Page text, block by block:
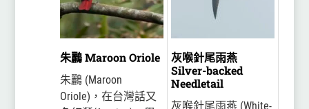
朱鸝 Maroon Oriole
朱鸝 (Maroon
Oriole)，在台灣話又
灰喉針尾雨燕
Silver-backed
Needletail
灰喉針尾雨燕 (White-